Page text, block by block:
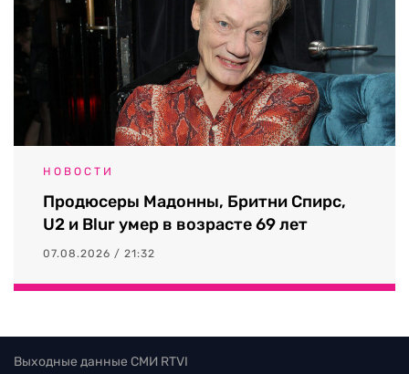
НОВОСТИ
Продюсеры Мадонны, Бритни Спирс,
U2 и Blur умер в возрасте 69 лет
07.08.2026 / 21:32
Выходные данные СМИ RTVI